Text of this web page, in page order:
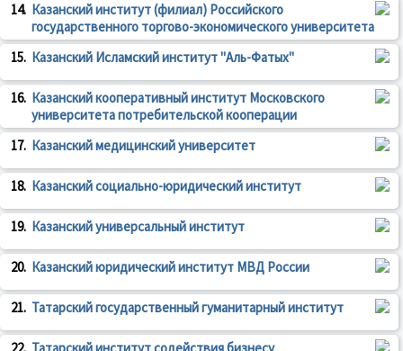
14. Казанский институт (филиал) Российского
государственного торгово-экономического университета
15. Казанский Исламский институт "Аль-Фатых"
16. Казанский кооперативный институт Московского
университета потребительской кооперации
17. Казанский медицинский университет
18. Казанский социально-юридический институт
19. Казанский универсальный институт
20. Казанский юридический институт МВД России
21. Татарский государственный гуманитарный институт